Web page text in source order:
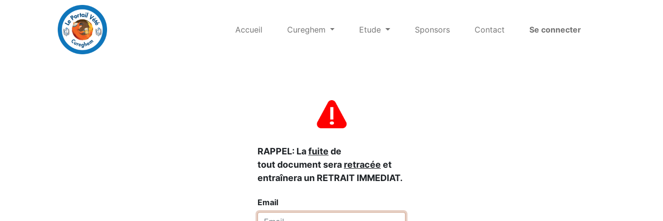
Accueil Cureghem Etude Sponsors Contact Se connecter
RAPPEL: Lafuite de
tout document sera retracée et
entraînera un RETRAIT IMMEDIAT.
Email